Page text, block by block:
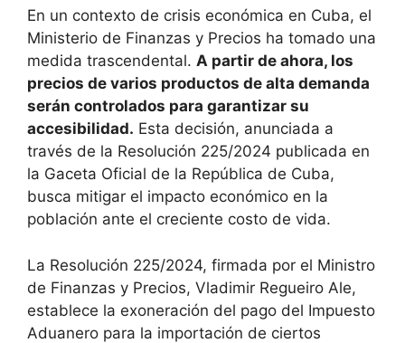
En un contexto de crisis económica en Cuba, el
Ministerio de Finanzas y Precios ha tomado una
medida trascendental. A partir de ahora, los
precios de varios productos de alta demanda
serán controlados para garantizar su
accesibilidad. Esta decisión, anunciada a
través de la Resolución 225/2024 publicada en
la Gaceta Oficial de la República de Cuba,
busca mitigar el impacto económico en la
población ante el creciente costo de vida.
La Resolución 225/2024, firmada por el Ministro
de Finanzas y Precios, Vladimir Regueiro Ale,
establece la exoneración del pago del Impuesto
Aduanero para la importación de ciertos